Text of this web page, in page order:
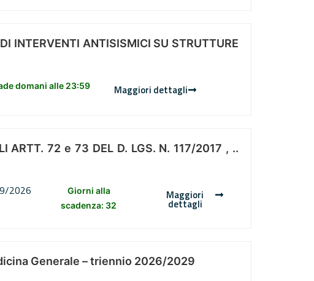
INTERVENTI ANTISISMICI SU STRUTTURE
domani alle 23:59 Maggiori dettagli
ARTT. 72 e 73 DEL D. LGS. N. 117/2017 , ..
2026
Giorni alla
scadenza: 32
Maggiori
dettagli
Generale – triennio 2026/2029